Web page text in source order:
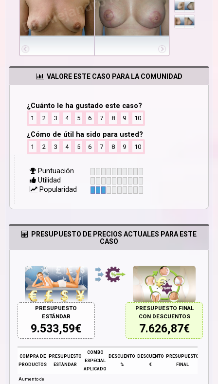
VALORE ESTE CASO PARA LA COMUNIDAD
¿Cuánto le ha gustado este caso?
1 2 3 4 5 6 7 8 9 10
¿Cómo de útil ha sido para usted?
1 2 3 4 5 6 7 8 9 10
Puntuación
Utilidad
Popularidad
PRESUPUESTO DE PRECIOS ACTUALES PARA ESTE
CASO
PRESUPUESTO
ESTÁNDAR
9.533,59€
PRESUPUESTO FINAL
CON DESCUENTOS
7.626,87€
COMPRA DE
PRODUCTOS
PRESUPUESTO
ESTÁNDAR
COMBO
ESPECIAL
APLICADO
DESCUENTO
%
DESCUENTO
€
PRESUPUESTO
FINAL
Aumento de